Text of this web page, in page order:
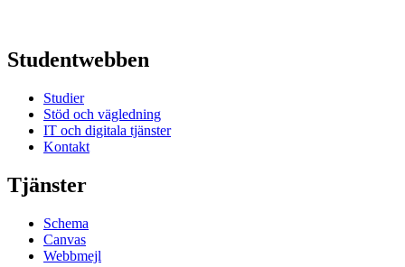
Studentwebben
Studier
Stöd och vägledning
IT och digitala tjänster
Kontakt
Tjänster
Schema
Canvas
Webbmejl